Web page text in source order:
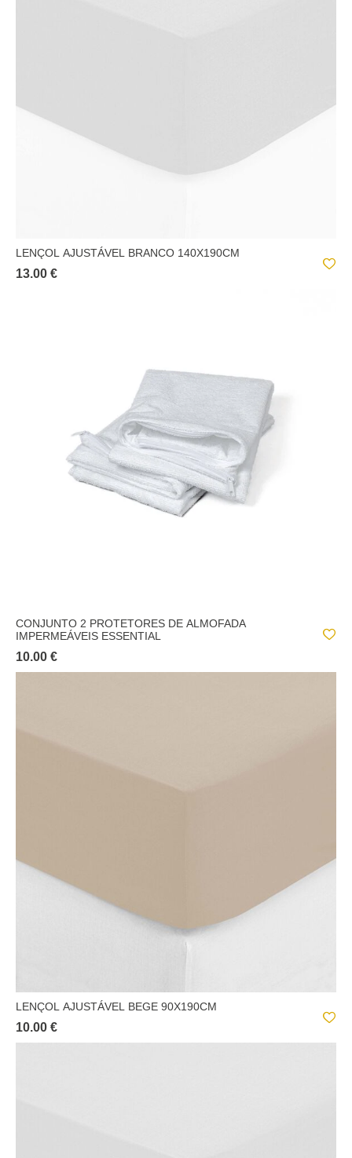
LENÇOL AJUSTÁVEL BRANCO 140X190CM
13.00 €
CONJUNTO 2 PROTETORES DE ALMOFADA
IMPERMEÁVEIS ESSENTIAL
10.00 €
LENÇOL AJUSTÁVEL BEGE 90X190CM
10.00 €